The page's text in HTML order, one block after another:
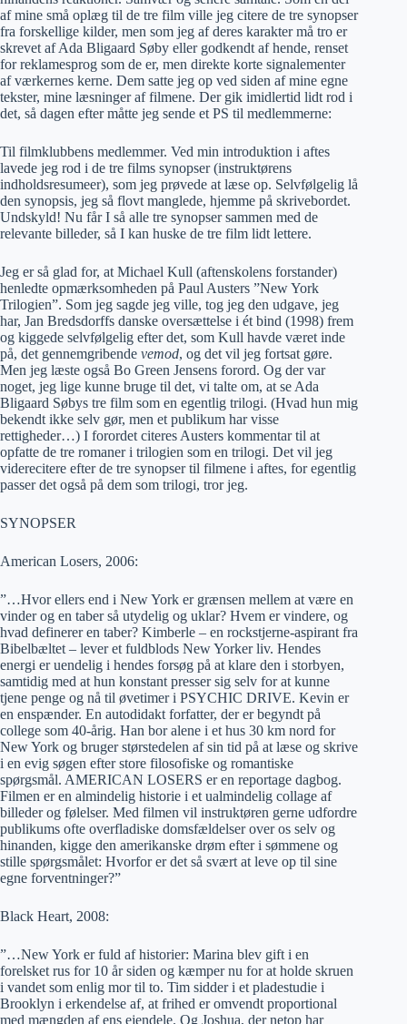
af mine små oplæg til de tre film ville jeg citere de tre synopser
fra forskellige kilder, men som jeg af deres karakter må tro er
skrevet af Ada Bligaard Søby eller godkendt af hende, renset
for reklamesprog som de er, men direkte korte signalementer
af værkernes kerne. Dem satte jeg op ved siden af mine egne
tekster, mine læsninger af filmene. Der gik imidlertid lidt rod i
det, så dagen efter måtte jeg sende et PS til medlemmerne:
Til filmklubbens medlemmer. Ved min introduktion i aftes
lavede jeg rod i de tre films synopser (instruktørens
indholdsresumeer), som jeg prøvede at læse op. Selvfølgelig lå
den synopsis, jeg så flovt manglede, hjemme på skrivebordet.
Undskyld! Nu får I så alle tre synopser sammen med de
relevante billeder, så I kan huske de tre film lidt lettere.
Jeg er så glad for, at Michael Kull (aftenskolens forstander)
henledte opmærksomheden på Paul Austers ”New York
Trilogien”. Som jeg sagde jeg ville, tog jeg den udgave, jeg
har, Jan Bredsdorffs danske oversættelse i ét bind (1998) frem
og kiggede selvfølgelig efter det, som Kull havde været inde
på, det gennemgribende vemod, og det vil jeg fortsat gøre.
Men jeg læste også Bo Green Jensens forord. Og der var
noget, jeg lige kunne bruge til det, vi talte om, at se Ada
Bligaard Søbys tre film som en egentlig trilogi. (Hvad hun mig
bekendt ikke selv gør, men et publikum har visse
rettigheder…) I forordet citeres Austers kommentar til at
opfatte de tre romaner i trilogien som en trilogi. Det vil jeg
viderecitere efter de tre synopser til filmene i aftes, for egentlig
passer det også på dem som trilogi, tror jeg.
SYNOPSER
American Losers, 2006:
”…Hvor ellers end i New York er grænsen mellem at være en
vinder og en taber så utydelig og uklar? Hvem er vindere, og
hvad definerer en taber? Kimberle – en rockstjerne-aspirant fra
Bibelbæltet – lever et fuldblods New Yorker liv. Hendes
energi er uendelig i hendes forsøg på at klare den i storbyen,
samtidig med at hun konstant presser sig selv for at kunne
tjene penge og nå til øvetimer i PSYCHIC DRIVE. Kevin er
en enspænder. En autodidakt forfatter, der er begyndt på
college som 40-årig. Han bor alene i et hus 30 km nord for
New York og bruger størstedelen af sin tid på at læse og skrive
i en evig søgen efter store filosofiske og romantiske
spørgsmål. AMERICAN LOSERS er en reportage dagbog.
Filmen er en almindelig historie i et ualmindelig collage af
billeder og følelser. Med filmen vil instruktøren gerne udfordre
publikums ofte overfladiske domsfældelser over os selv og
hinanden, kigge den amerikanske drøm efter i sømmene og
stille spørgsmålet: Hvorfor er det så svært at leve op til sine
egne forventninger?”
Black Heart, 2008:
”…New York er fuld af historier: Marina blev gift i en
forelsket rus for 10 år siden og kæmper nu for at holde skruen
i vandet som enlig mor til to. Tim sidder i et pladestudie i
Brooklyn i erkendelse af, at frihed er omvendt proportional
med mængden af ens ejendele. Og Joshua, der netop har